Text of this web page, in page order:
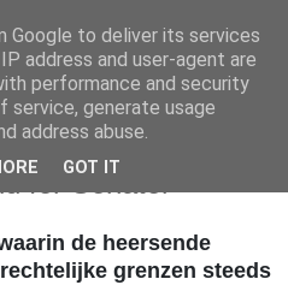
for Senator'
de heersende
grenzen steeds
Google to deliver its services
address and user-agent are
performance and security
generate usage
address abuse.
GOT IT